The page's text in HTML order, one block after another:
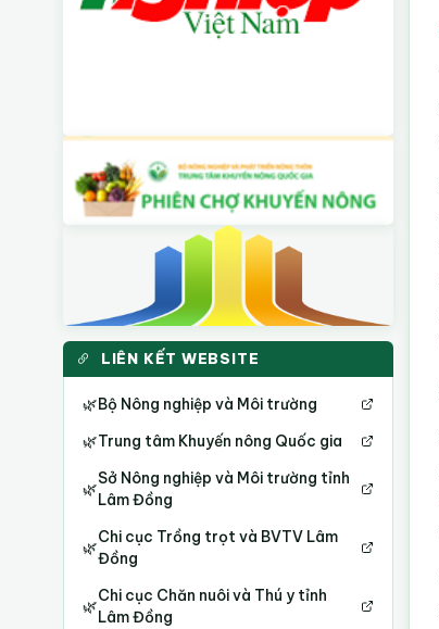
LIÊN KẾT WEBSITE
🌿Bộ Nông nghiệp và Môi trường
🌿Trung tâm Khuyến nông Quốc gia
🌿
Sở Nông nghiệp và Môi trường tỉnh
Lâm Đồng
🌿
Chi cục Trồng trọt và BVTV Lâm
Đồng
🌿
Chi cục Chăn nuôi và Thú y tỉnh
Lâm Đồng